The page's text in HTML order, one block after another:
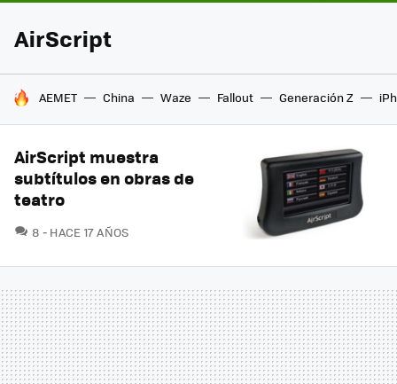
AirScript
HOY SE HABLA DE
AEMET China Waze Fallout Generación Z
AirScript muestra
subtítulos en obras de
teatro
8 COMENTARIOS
HACE 17 AÑOS